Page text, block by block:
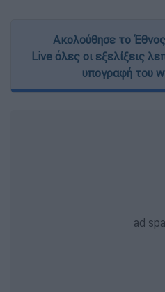
Ακολούθησε το
Live όλες οι εξελίξεις
υπογραφή του